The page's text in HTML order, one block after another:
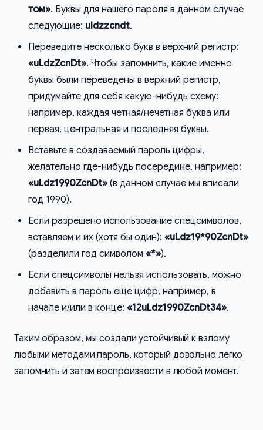
том». Буквы для нашего пароля в данном случае
следующие: uldzzcndt.
Переведите несколько букв в верхний регистр:
«uLdzZcnDt». Чтобы запомнить, какие именно
буквы были переведены в верхний регистр,
придумайте для себя какую-нибудь схему:
например, каждая четная/нечетная буква или
первая, центральная и последняя буквы.
Вставьте в создаваемый пароль цифры,
желательно где-нибудь посередине, например:
«uLdz1990ZcnDt» (в данном случае мы вписали
год 1990).
Если разрешено использование спецсимволов,
вставляем и их (хотя бы один): «uLdz19*90ZcnDt»
(разделили год символом «*»).
Если спецсимволы нельзя использовать, можно
добавить в пароль еще цифр, например, в
начале и/или в конце: «12uLdz1990ZcnDt34».
Таким образом, мы создали устойчивый к взлому
любыми методами пароль, который довольно легко
запомнить и затем воспроизвести в любой момент.